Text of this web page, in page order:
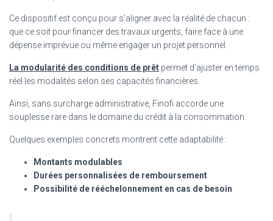
Ce dispositif est conçu pour s’aligner avec la réalité de chacun :
que ce soit pour financer des travaux urgents, faire face à une
dépense imprévue ou même engager un projet personnel.
La modularité des conditions de prêt permet d’ajuster en temps
réel les modalités selon ses capacités financières.
Ainsi, sans surcharge administrative, Finofi accorde une
souplesse rare dans le domaine du crédit à la consommation.
Quelques exemples concrets montrent cette adaptabilité :
Montants modulables
Durées personnalisées de remboursement
Possibilité de rééchelonnement en cas de besoin